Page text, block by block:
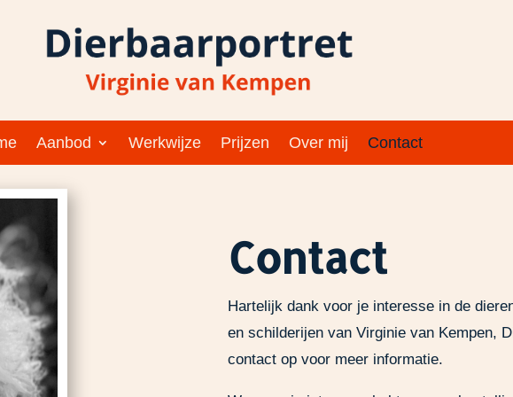
Aanbod Werkwijze Prijzen Over mij Contact
Contact
Hartelijk dank voor je interesse in de
en schilderijen van Virginie van Kempen,
contact op voor meer informatie.